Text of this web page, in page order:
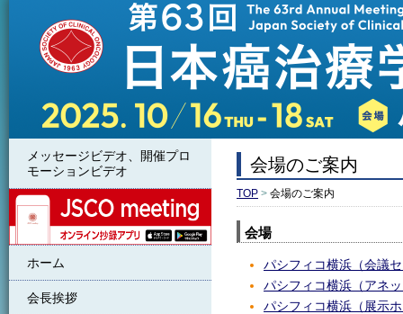
会場のご案内
TOP > 会場のご案内
会場
パシフィコ横浜（会議
パシフィコ横浜（アネ
パシフィコ横浜（展示
メッセージビデオ、開催プロ
モーションビデオ
JSCO meeting
ホーム
会長挨拶